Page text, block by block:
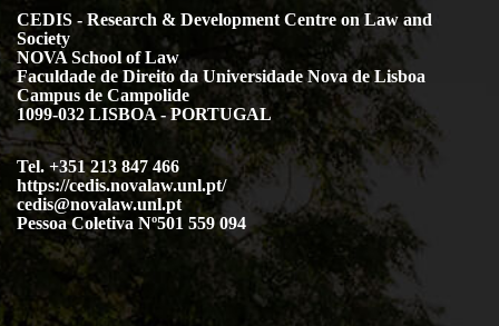
CEDIS - Research & Development Centre on Law and
Society
NOVA School of Law
Faculdade de Direito da Universidade Nova de Lisboa
Campus de Campolide
1099-032 LISBOA - PORTUGAL
Tel. +351 213 847 466
https://cedis.novalaw.unl.pt/
cedis@novalaw.unl.pt
Pessoa Coletiva Nº501 559 094